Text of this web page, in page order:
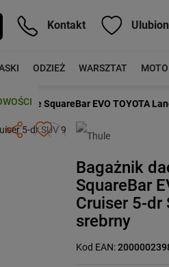
Kontakt
ODZIEŻ WARSZTAT
Thule SquareBar EVO TOYOTA
Następny
Bagażnik
SquareBar
Cruiser 5-dr
srebrny
Kod EAN: